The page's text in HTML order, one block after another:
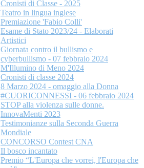
Cronisti di Classe - 2025
Teatro in lingua inglese
Premiazione 'Fabio Colli'
Esame di Stato 2023/24 - Elaborati
Artistici
Giornata contro il bullismo e
cyberbullismo - 07 febbraio 2024
M'Illumino di Meno 2024
Cronisti di classe 2024
8 Marzo 2024 - omaggio alla Donna
#CUORICONNESSI - 06 febbraio 2024
STOP alla violenza sulle donne.
InnovaMenti 2023
Testimonianze sulla Seconda Guerra
Mondiale
CONCORSO Contest CNA
Il bosco incantato
Premio “L'Europa che vorrei, l'Europa che